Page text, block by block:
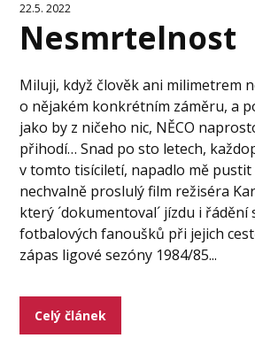
22.5. 2022
Nesmrtelnost
Miluji, když člověk ani milimetrem
o nějakém konkrétním záměru, a
jako by z ničeho nic, NĚCO
přihodí… Snad po sto letech,
v tomto tisíciletí, napadlo mě
nechvalně proslulý film režiséra
který ´dokumentoval´ jízdu i řádění
fotbalových fanoušků při jejich
zápas ligové sezóny 1984/85...
Celý článek